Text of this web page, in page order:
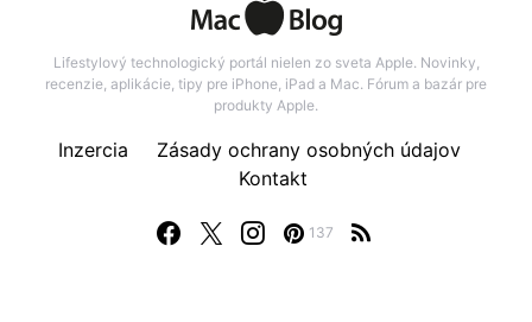
Lifestylový technologický portál nielen zo sveta Apple. Novinky,
recenzie, aplikácie, tipy pre iPhone, iPad a Mac. Fórum a bazár pre
produkty Apple.
137
Inzercia
Zásady ochrany osobných údajov
Kontakt